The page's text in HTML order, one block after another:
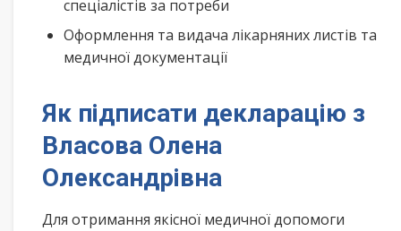
спеціалістів за потреби
Оформлення та видача лікарняних листів та
медичної документації
Як підписати декларацію з
Власова Олена
Олександрівна
Для отримання якісної медичної допомоги